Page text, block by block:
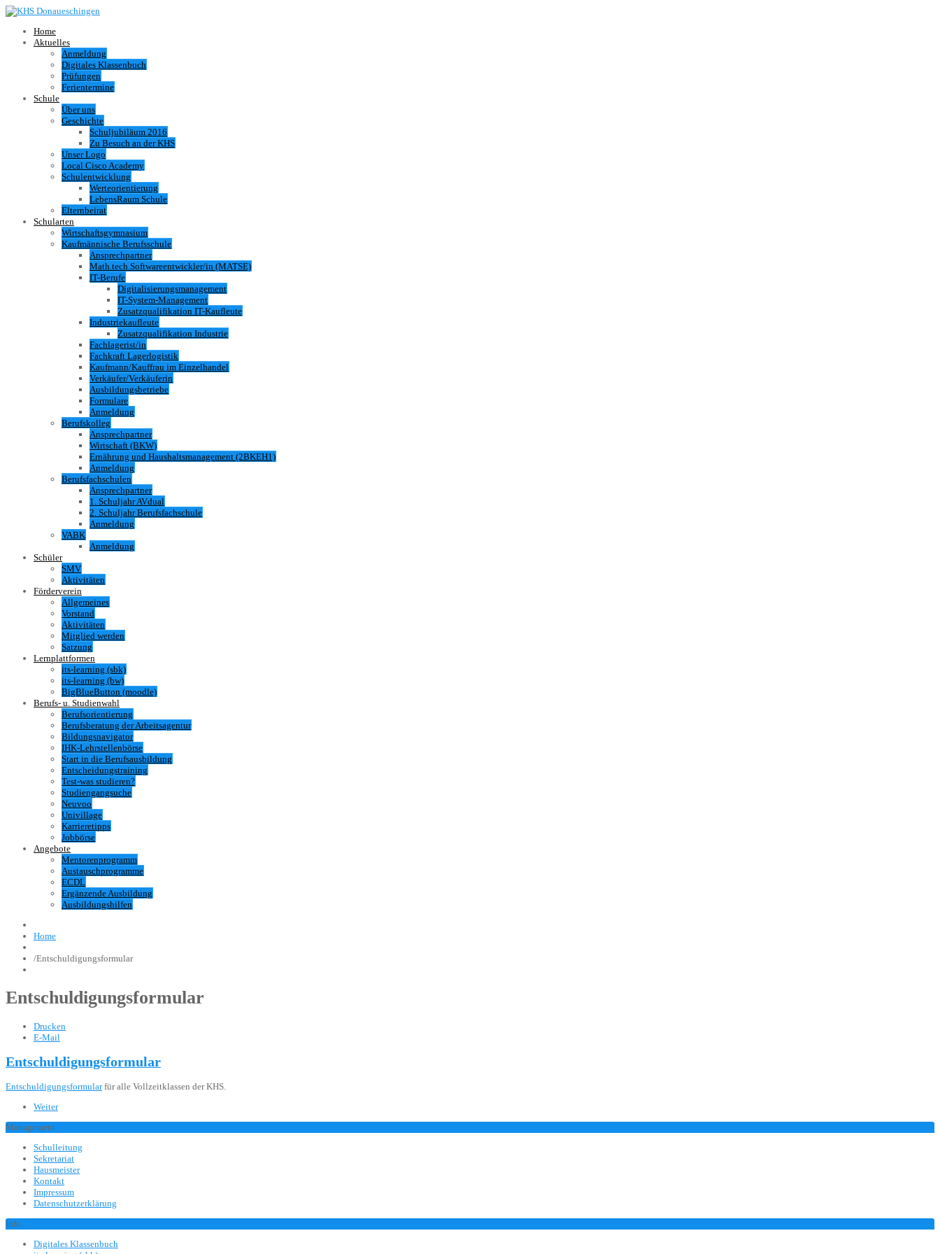
Home
Aktuelles
Anmeldung
Digitales Klassenbuch
Prüfungen
Ferientermine
Schule
Über uns
Geschichte
Schuljubiläum 2016
Zu Besuch an der KHS
Unser Logo
Local Cisco Academy
Schulentwicklung
Werteorientierung
LebensRaum Schule
Elternbeirat
Schularten
Wirtschaftsgymnasium
Kaufmännische Berufsschule
Ansprechpartner
Math.tech.Softwareentwickler/in (MATSE)
IT-Berufe
Digitalisierungsmanagement
IT-System-Management
Zusatzqualifikation IT-Kaufleute
Industriekaufleute
Zusatzqualifikation Industrie
Fachlagerist/in
Fachkraft Lagerlogistik
Kaufmann/Kauffrau im Einzelhandel
Verkäufer/Verkäuferin
Ausbildungsbetriebe
Formulare
Anmeldung
Berufskolleg
Ansprechpartner
Wirtschaft (BKW)
Ernährung und Haushaltsmanagement (2BKEH1)
Anmeldung
Berufsfachschulen
Ansprechpartner
1. Schuljahr AVdual
2. Schuljahr Berufsfachschule
Anmeldung
VABK
Anmeldung
Schüler
SMV
Aktivitäten
Förderverein
Allgemeines
Vorstand
Aktivitäten
Mitglied werden
Satzung
Lernplattformen
its-learning (sbk)
its-learning (bw)
BigBlueButton (moodle)
Berufs- u. Studienwahl
Berufsorientierung
Berufsberatung der Arbeitsagentur
Bildungsnavigator
IHK-Lehrstellenbörse
Start in die Berufsausbildung
Entscheidungstraining
Test-was studieren?
Studiengangsuche
Neuvoo
Univillage
Karrieretipps
Jobbörse
Angebote
Mentorenprogramm
Austauschprogramme
ECDL
Ergänzende Ausbildung
Ausbildungshilfen
Home
/Entschuldigungsformular
Entschuldigungsformular
Drucken
E-Mail
Entschuldigungsformular
Entschuldigungsformularfür alle Vollzeitklassen der KHS.
Weiter
Management
Schulleitung
Sekretariat
Hausmeister
Kontakt
Impressum
Datenschutzerklärung
Info
Digitales Klassenbuch